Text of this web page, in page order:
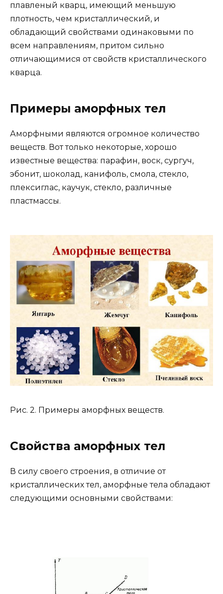
плавленый кварц, имеющий меньшую
плотность, чем кристаллический, и
обладающий свойствами одинаковыми по
всем направлениям, притом сильно
отличающимися от свойств кристаллического
кварца.
Примеры аморфных тел
Аморфными являются огромное количество
веществ. Вот только некоторые, хорошо
известные вещества: парафин, воск, сургуч,
эбонит, шоколад, канифоль, смола, стекло,
плексиглас, каучук, стекло, различные
пластмассы.
Рис. 2. Примеры аморфных веществ.
Свойства аморфных тел
В силу своего строения, в отличие от
кристаллических тел, аморфные тела обладают
следующими основными свойствами: